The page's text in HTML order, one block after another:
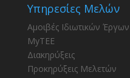
Υπηρεσίες Μελών
Αμοιβές Ιδιωτικών Έργων
MyTEE
Διακηρύξεις
Προκηρύξεις Μελετών